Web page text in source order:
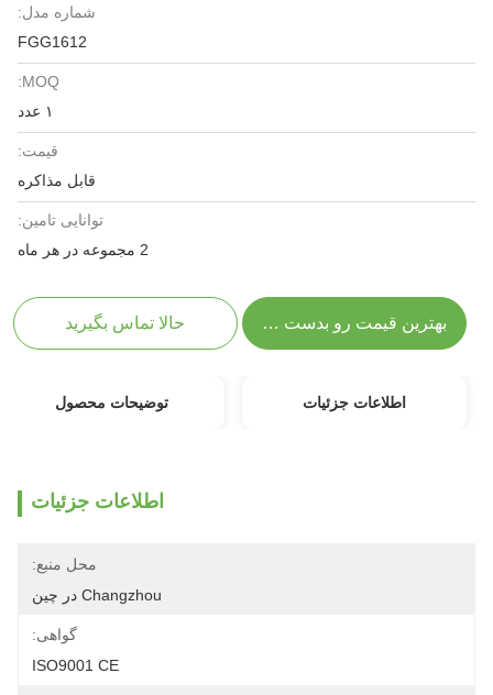
شماره مدل:
FGG1612
MOQ:
قیمت:
قابل مذاکره
توانایی تامین:
بهترین قیمت رو بدست بیار حالا تماس بگیرید
اطلاعات جزئیات توضیحات محصول
اطلاعات جزئیات
محل منبع:
Changzhou در چین
گواهی:
ISO9001 CE